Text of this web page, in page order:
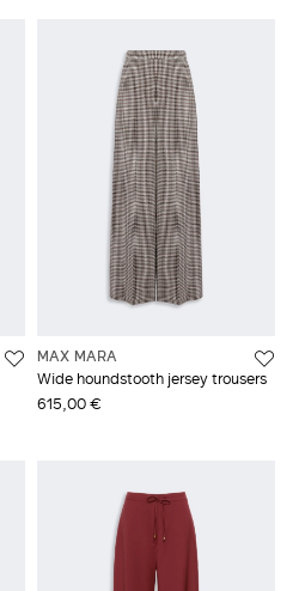
MAX MARA
Wide houndstooth jersey trousers
615,00 €